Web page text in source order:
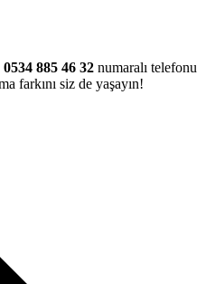
0534 885 46 32 numaralı telefonu
farkını siz de yaşayın!